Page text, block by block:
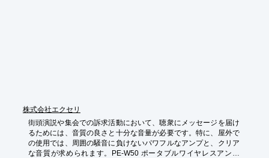
株式会社エクセリ
街頭演説や集会での訴求活動において、聴衆にメッセージを届け
るためには、音質の良さと十分な音量が必要です。特に、屋外で
の使用では、周囲の騒音に負けないパワフルなアンプと、クリア
な音質が求められます。PE-W50 ポータブルワイヤレスアンプ